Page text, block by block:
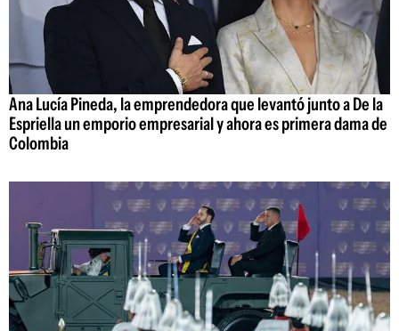
Ana Lucía Pineda, la emprendedora que levantó junto a De la
Espriella un emporio empresarial y ahora es primera dama de
Colombia